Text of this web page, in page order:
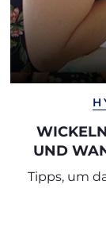
UND
Tipps, um